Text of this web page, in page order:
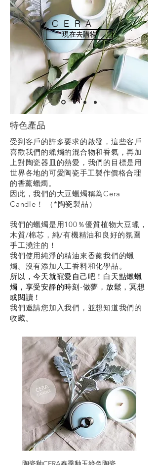
CERA
現在去購物
特色產品
受到客戶的許多要求的啟發，這些客戶
喜歡我們的蠟燭的混合物和香氣，再加
上對陶瓷器皿的熱愛，我們的目標是用
世界各地的可愛陶瓷手工製作價格合理
的香薰蠟燭。
因此，我們的大豆蠟燭稱為Cera
Candle！ （*陶瓷製品）
我們的蠟燭是用100％優質植物大豆蠟，
木質/棉芯，純/有機精油和良好的氛圍
手工澆注的！
我們使用純淨的精油來香薰我們的蠟
燭。沒有添加人工香料和化學品。
所以，今天就寵愛自己吧！白天點燃蠟
燭，享受安靜的時刻-做夢，放鬆，冥想
或閱讀！
我們邀請您加入我們，並想知道我們的
收藏。